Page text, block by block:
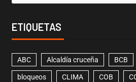
ETIQUETAS
ABC Alcaldía cruceña BCB
bloqueos CLIMA COB